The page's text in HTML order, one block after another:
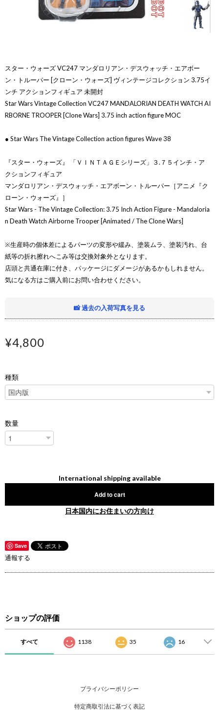
スター・ウォーズ VC247 マンダロリアン・デスウォッチ・エアボー
ン・トルーパー [クローン・ウォーズ] ヴィンテージコレクション 3.75イ
ンチ アクションフィギュア 未開封
Star Wars Vintage Collection VC247 MANDALORIAN DEATH WATCH AI
RBORNE TROOPER [Clone Wars] 3.75 inch action figure MOC
● Star Wars The Vintage Collection action figures Wave 38
『スター・ウォーズ』 「ＶＩＮＴＡＧＥシリーズ」３.７５インチ・ア
クションフィギュア
マンダロリアン・デスウォッチ・エアボーン・トルーパー［アニメ『ク
ローン・ウォーズ』］
Star Wars - The Vintage Collection: 3.75 Inch Action Figure - Mandaloria
n Death Watch Airborne Trooper [Animated / The Clone Wars]
※生産時の個体差によるパーツの変形や緩み、塗装ムラ、塗装汚れ、台
紙等の折れ擦れへこみ等は交換対象外となります。
店頭と共通在庫に付き、パッケージにダメージがあるかもしれません。
気になる方はご購入前にお問い合わせください。
📸 過去の入荷写真を見る
¥4,800
種類
数量
International shipping available
Add to cart
日本国内にお住まいの方向け
Save
通報する
ショップの評価
すべて 1138 35 16
プライバシーポリシー
特定商取引法に基づく表記